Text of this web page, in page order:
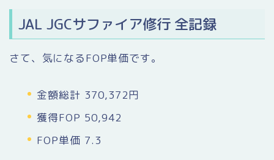
JAL JGCサファイア修行 全記録
さて、気になるFOP単価です。
金額総計 370,372円
獲得FOP 50,942
FOP単価 7.3